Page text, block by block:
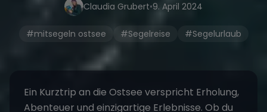
Claudia Grubert•9. April 2024
#mitsegeln ostsee #Segelreise #Segelurlaub
Ein Kurztrip an die Ostsee verspricht Erholung,
Abenteuer und einzigartige Erlebnisse. Ob du